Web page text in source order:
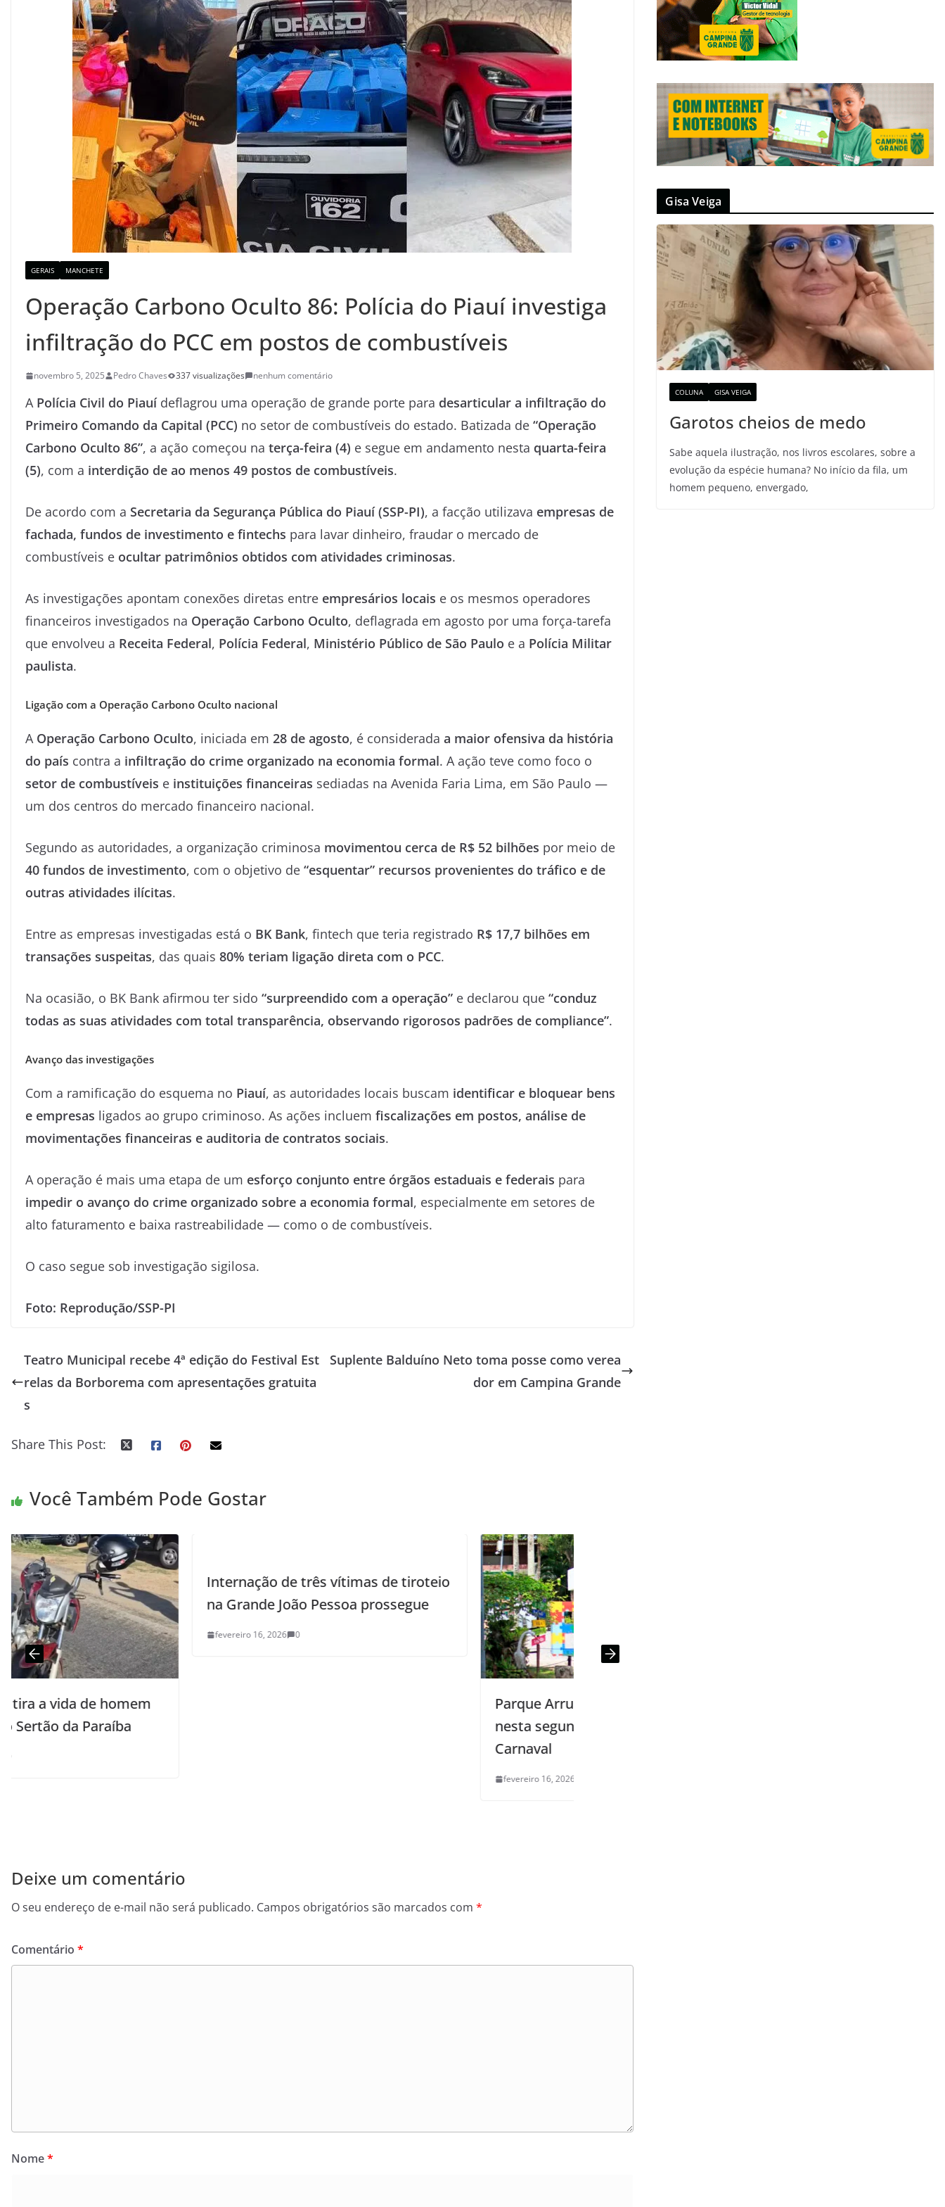
GERAIS MANCHETE
Operação Carbono Oculto 86: Polícia do Piauí investiga
infiltração do PCC em postos de combustíveis
novembro 5, 2025 Pedro Chaves 337 visualizações nenhum comentário
A Polícia Civil do Piauídeflagrou uma operação de grande porte para desarticular a infiltração do
Primeiro Comando da Capital (PCC) no setor de combustíveis do estado. Batizada de “Operação
Carbono Oculto 86”, a ação começou na terça-feira (4) e segue em andamento nesta quarta-feira
(5), com a interdição de ao menos 49 postos de combustíveis.
De acordo com a Secretaria da Segurança Pública do Piauí (SSP-PI), a facção utilizava empresas de
fachada, fundos de investimento e fintechs para lavar dinheiro, fraudar o mercado de
combustíveis e ocultar patrimônios obtidos com atividades criminosas.
As investigações apontam conexões diretas entre empresários locais e os mesmos operadores
financeiros investigados na Operação Carbono Oculto, deflagrada em agosto por uma força-tarefa
que envolveu a Receita Federal, Polícia Federal, Ministério Público de São Paulo e a Polícia Militar
paulista.
Ligação com a Operação Carbono Oculto nacional
A Operação Carbono Oculto, iniciada em 28 de agosto, é considerada a maior ofensiva da história
do país contra a infiltração do crime organizado na economia formal. A ação teve como foco o
setor de combustíveis e instituições financeiras sediadas na Avenida Faria Lima, em São Paulo —
um dos centros do mercado financeiro nacional.
Segundo as autoridades, a organização criminosa movimentou cerca de R$ 52 bilhões por meio de
40 fundos de investimento, com o objetivo de “esquentar” recursos provenientes do tráfico e de
outras atividades ilícitas.
Entre as empresas investigadas está o BK Bank, fintech que teria registrado R$ 17,7 bilhões em
transações suspeitas, das quais 80% teriam ligação direta com o PCC.
Na ocasião, o BK Bank afirmou ter sido “surpreendido com a operação” e declarou que “conduz
todas as suas atividades com total transparência, observando rigorosos padrões de compliance”.
Avanço das investigações
Com a ramificação do esquema no Piauí, as autoridades locais buscam identificar e bloquear bens
e empresas ligados ao grupo criminoso. As ações incluem fiscalizações em postos, análise de
movimentações financeiras e auditoria de contratos sociais.
A operação é mais uma etapa de um esforço conjunto entre órgãos estaduais e federais para
impedir o avanço do crime organizado sobre a economia formal, especialmente em setores de
alto faturamento e baixa rastreabilidade — como o de combustíveis.
O caso segue sob investigação sigilosa.
Foto: Reprodução/SSP-PI
Teatro Municipal recebe 4ª edição do Festival Est
relas da Borborema com apresentações gratuita
s
Suplente Balduíno Neto toma posse como verea
dor em Campina Grande
Share This Post:
Você Também Pode Gostar
Internação de três vítimas de tiroteio
na Grande João Pessoa prossegue
fevereiro 16, 2026 0
Parque Arruda Câmara estará aberto
nesta segunda e terça-feira de
Deixe um comentário
O seu endereço de e-mail não será publicado. Campos obrigatórios são marcados com *
Comentário *
Nome*
Gisa Veiga
COLUNA GISA VEIGA
Garotos cheios de medo
Sabe aquela ilustração, nos livros escolares, sobre a
evolução da espécie humana? No início da fila, um
homem pequeno, envergado,